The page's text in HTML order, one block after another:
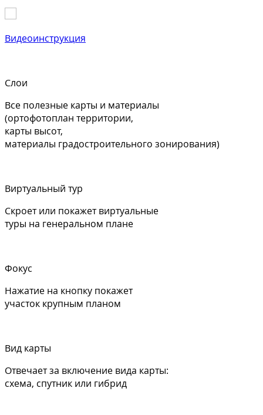
Видеоинструкция
Слои
Все полезные карты и материалы
(ортофотоплан территории,
карты высот,
материалы градостроительного зонирования)
Виртуальный тур
Скроет или покажет виртуальные
туры на генеральном плане
Фокус
Нажатие на кнопку покажет
участок крупным планом
Вид карты
Отвечает за включение вида карты:
схема, спутник или гибрид